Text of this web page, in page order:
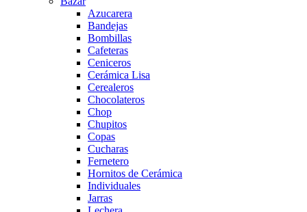
Azucarera
Bandejas
Bombillas
Cafeteras
Ceniceros
Cerámica Lisa
Cerealeros
Chocolateros
Chop
Chupitos
Copas
Cucharas
Fernetero
Hornitos de Cerámica
Individuales
Jarras